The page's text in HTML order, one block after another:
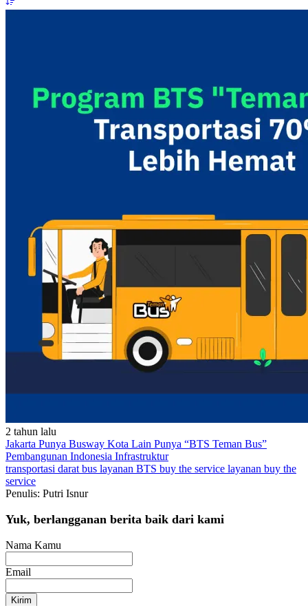
2 tahun lalu
Jakarta Punya Busway Kota Lain Punya “BTS Teman Bus”
Pembangunan Indonesia Infrastruktur
transportasi darat bus layanan BTS buy the service layanan buy the
service
Penulis: Putri Isnur
Yuk, berlangganan berita baik dari kami
Nama Kamu
Email
Kirim